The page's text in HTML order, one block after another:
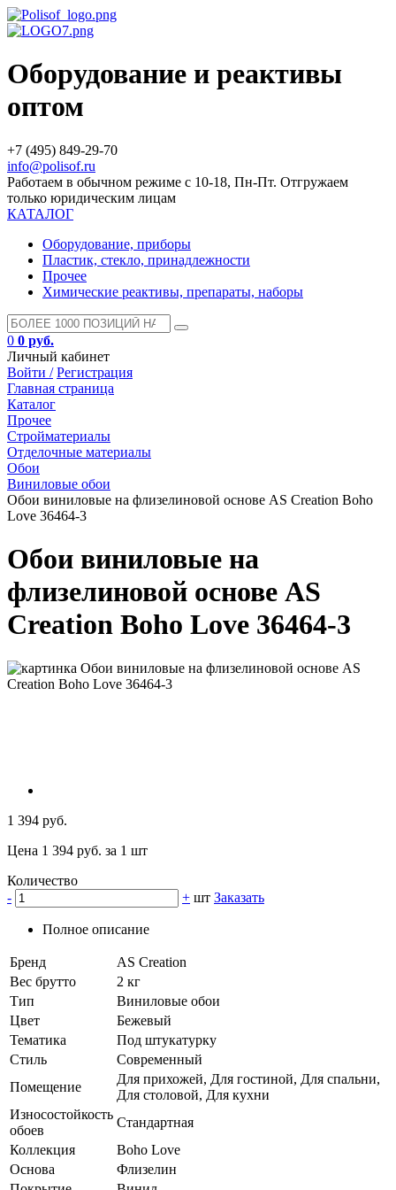
Оборудование и реактивы
оптом
+7 (495) 849-29-70
info@polisof.ru
Работаем в обычном режиме с 10-18, Пн-Пт. Отгружаем
только юридическим лицам
КАТАЛОГ
Оборудование, приборы
Пластик, стекло, принадлежности
Прочее
Химические реактивы, препараты, наборы
0 0 руб.
Личный кабинет
Войти / Регистрация
Главная страница
Каталог
Прочее
Стройматериалы
Отделочные материалы
Обои
Виниловые обои
Обои виниловые на флизелиновой основе AS Creation Boho
Love 36464-3
Обои виниловые на
флизелиновой основе AS
Creation Boho Love 36464-3
1 394 руб.
Цена 1 394 руб. за 1 шт
Количество
-
+ шт Заказать
Полное описание
Бренд
AS Creation
Вес брутто
2 кг
Тип
Виниловые обои
Цвет
Бежевый
Тематика
Под штукатурку
Стиль
Современный
Помещение
Для прихожей, Для гостиной, Для спальни,
Для столовой, Для кухни
Износостойкость
обоев
Стандартная
Коллекция
Boho Love
Основа
Флизелин